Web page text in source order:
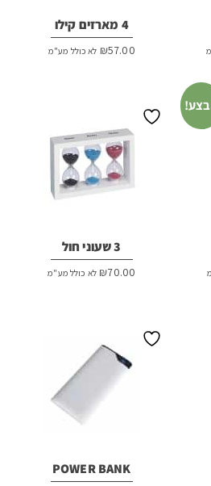
4 מארזים קילו
₪57.00 לא כולל מע"מ
3 שעוני חול
₪70.00 לא כולל מע"מ
POWER BANK